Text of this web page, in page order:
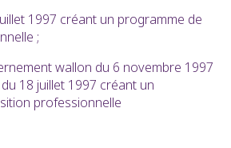
1997 créant un programme de
;
wallon du 6 novembre 1997
18 juillet 1997 créant un
professionnelle